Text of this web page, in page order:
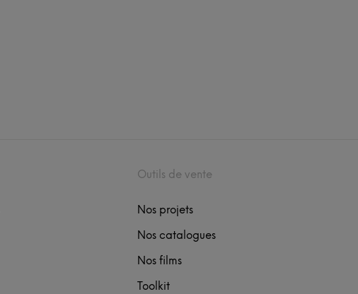
Outils de vente
Nos projets
Nos catalogues
Nos films
Toolkit